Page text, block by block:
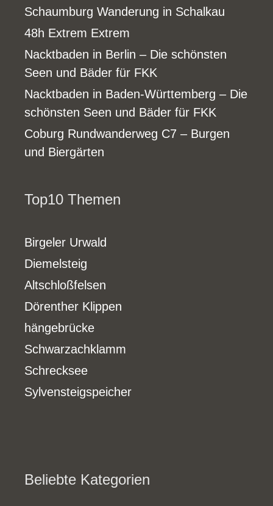
Schaumburg Wanderung in Schalkau
48h Extrem Extrem
Nacktbaden in Berlin – Die schönsten
Seen und Bäder für FKK
Nacktbaden in Baden-Württemberg – Die
schönsten Seen und Bäder für FKK
Coburg Rundwanderweg C7 – Burgen
und Biergärten
Top10 Themen
Birgeler Urwald
Diemelsteig
Altschloßfelsen
Dörenther Klippen
hängebrücke
Schwarzachklamm
Schrecksee
Sylvensteigspeicher
Beliebte Kategorien